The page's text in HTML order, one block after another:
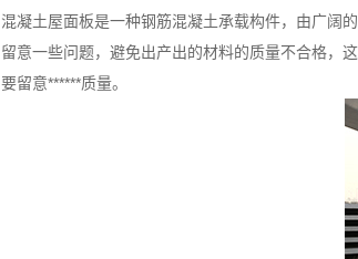
混凝土屋面板是一种钢筋混凝土承载构件，由广阔
留意一些问题，避免出产出的材料的质量不合格，
要留意******质量。